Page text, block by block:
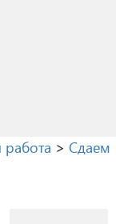
работа > Сдаем